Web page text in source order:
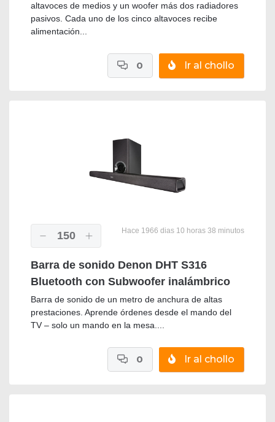
altavoces de medios y un woofer más dos radiadores
pasivos. Cada uno de los cinco altavoces recibe
alimentación...
Ir al chollo
0
150 Hace 1966 dias 10 horas 38 minutos
Barra de sonido Denon DHT S316
Bluetooth con Subwoofer inalámbrico
Barra de sonido de un metro de anchura de altas
prestaciones. Aprende órdenes desde el mando del
TV – solo un mando en la mesa....
Ir al chollo
0